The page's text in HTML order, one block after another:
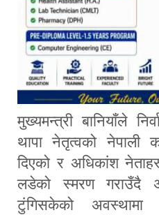
मुख्यमन्त्री बानियाँले
थापानेतृत्वको नेपाली
दिएको र अधिकांश
लडेको स्मरण गराउँदै
टुंगिसकेको